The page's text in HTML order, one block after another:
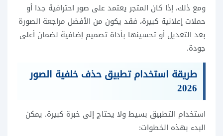
ومع ذلك، إذا كان المتجر يعتمد على صور احترافية جدا أو
حملات إعلانية كبيرة، فقد يكون من الأفضل مراجعة الصورة
بعد التعديل أو تحسينها بأداة تصميم إضافية لضمان أعلى
جودة.
طريقة استخدام تطبيق حذف خلفية الصور
2026
استخدام التطبيق بسيط ولا يحتاج إلى خبرة كبيرة. يمكن
البدء بهذه الخطوات: